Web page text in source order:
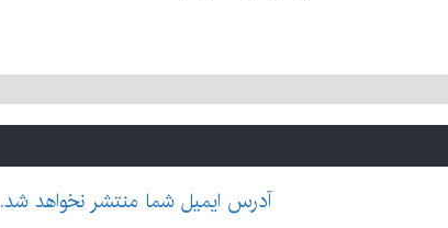
آدرس ایمیل شما منتشر نخواهد شد.